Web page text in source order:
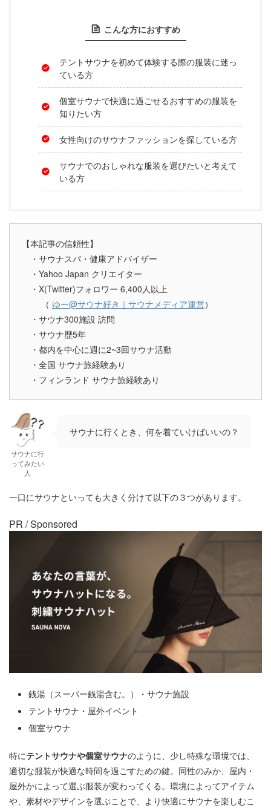
こんな方におすすめ
テントサウナを初めて体験する際の服装に迷っ
ている方
個室サウナで快適に過ごせるおすすめの服装を
知りたい方
女性向けのサウナファッションを探している方
サウナでのおしゃれな服装を選びたいと考えて
いる方
【本記事の信頼性】
・サウナスパ・健康アドバイザー
・Yahoo Japan クリエイター
・X(Twitter)フォロワー 6,400人以上
（ ゆー@サウナ好き｜サウナメディア運営）
・サウナ300施設 訪問
・サウナ歴5年
・都内を中心に週に2~3回サウナ活動
・全国 サウナ旅経験あり
・フィンランド サウナ旅経験あり
サウナに行
ってみたい
人
サウナに行くとき、何を着ていけばいいの？
一口にサウナといっても大きく分けて以下の３つがあります。
PR / Sponsored
銭湯（スーパー銭湯含む。）・サウナ施設
テントサウナ・屋外イベント
個室サウナ
特にテントサウナや個室サウナのように、少し特殊な環境では、
適切な服装が快適な時間を過ごすための鍵。同性のみか、屋内・
屋外かによって選ぶ服装が変わってくる。環境によってアイテム
や、素材やデザインを選ぶことで、より快適にサウナを楽しむこ